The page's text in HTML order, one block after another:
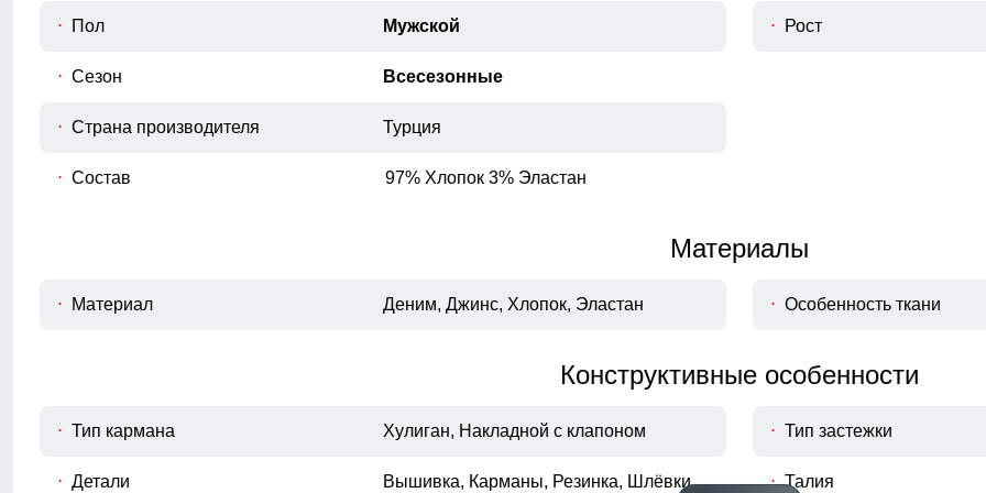
Измеряется по самым широким
до нижнего края брюк.
E
Измеряется полуобхват штанины по
верхнего среза брюк до шагового
Пол Мужской
Сезон Всесезонные
Страна производителя Турция
Рост
Состав 97% Хлопок 3% Эластан
Материалы
Материал Деним, Джинс, Хлопок, Эластан Особенность ткани
Конструктивные особенности
Тип кармана Хулиган, Накладной с клапоном
Детали Вышивка, Карманы, Резинка, Шлёвки
Тип застежки
Талия